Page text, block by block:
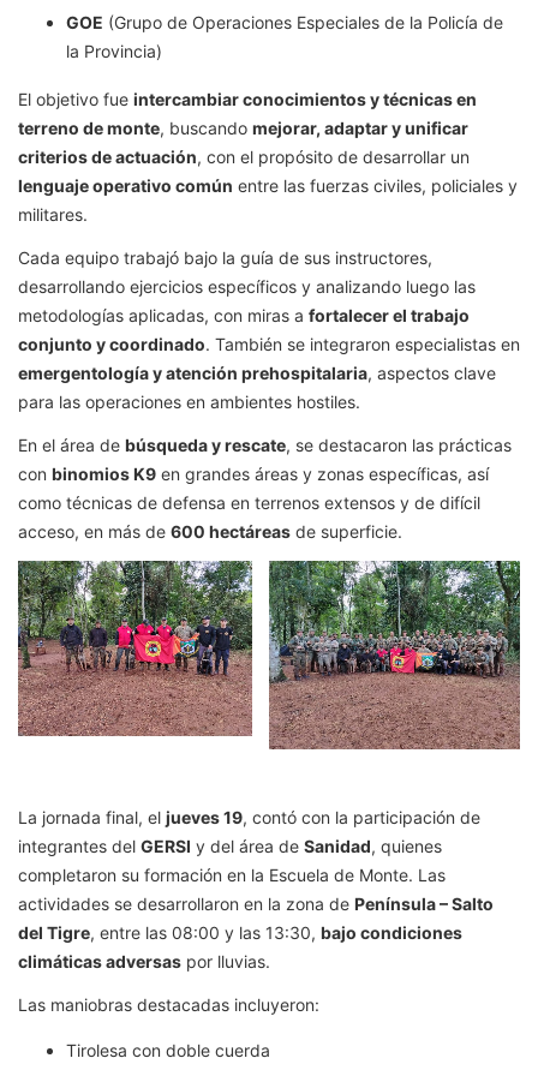
GOE (Grupo de Operaciones Especiales de la Policía de
la Provincia)
El objetivo fue intercambiar conocimientos y técnicas en
terreno de monte, buscando mejorar, adaptar y unificar
criterios de actuación, con el propósito de desarrollar un
lenguaje operativo común entre las fuerzas civiles, policiales y
militares.
Cada equipo trabajó bajo la guía de sus instructores,
desarrollando ejercicios específicos y analizando luego las
metodologías aplicadas, con miras a fortalecer el trabajo
conjunto y coordinado. También se integraron especialistas en
emergentología y atención prehospitalaria, aspectos clave
para las operaciones en ambientes hostiles.
En el área de búsqueda y rescate, se destacaron las prácticas
con binomios K9 en grandes áreas y zonas específicas, así
como técnicas de defensa en terrenos extensos y de difícil
acceso, en más de 600 hectáreas de superficie.
La jornada final, el jueves 19, contó con la participación de
integrantes del GERSI y del área de Sanidad, quienes
completaron su formación en la Escuela de Monte. Las
actividades se desarrollaron en la zona de Península – Salto
del Tigre, entre las 08:00 y las 13:30, bajo condiciones
climáticas adversas por lluvias.
Las maniobras destacadas incluyeron:
Tirolesa con doble cuerda